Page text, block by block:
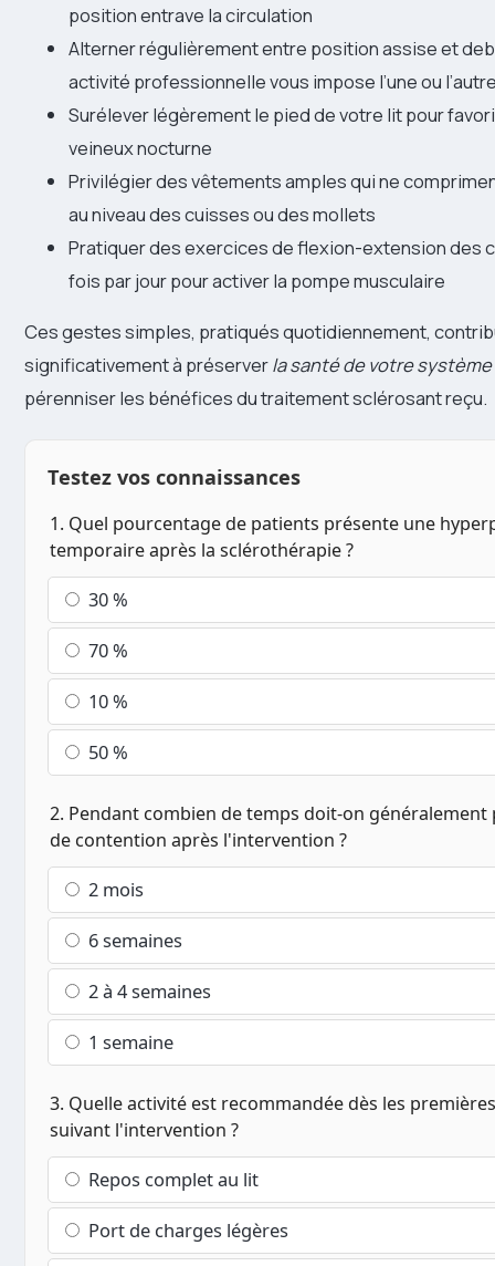
position entrave la circulation
Alterner régulièrement entre position assise et
activité professionnelle vous impose l’une ou
Surélever légèrement le pied de votre lit pour
veineux nocturne
Privilégier des vêtements amples qui ne
au niveau des cuisses ou des mollets
Pratiquer des exercices de flexion-extension des
fois par jour pour activer la pompe musculaire
Ces gestes simples, pratiqués quotidiennement,
significativement à préserverla santé de votre
pérenniser les bénéfices du traitement sclérosant reçu.
Testez vos connaissances
1. Quel pourcentage de patients présente une
temporaire après la sclérothérapie ?
30 %
70 %
10 %
50 %
2. Pendant combien de temps doit-on généralement
de contention après l'intervention ?
2 mois
6 semaines
2 à 4 semaines
1 semaine
3. Quelle activité est recommandée dès les
suivant l'intervention ?
Repos complet au lit
Port de charges légères